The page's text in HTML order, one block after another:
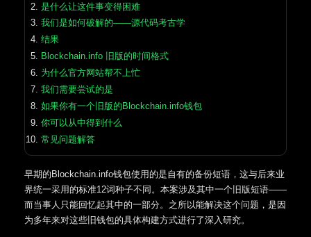
是什么让这件事变得困难
我们是如何破解的——源代码考古学
结果
Blockchain.info 旧版的时间格式
为什么官方网站帮不上忙
我们需要尝试的是
如果你有一个旧版的Blockchain.info钱包
你可以从中得到什么
常见问题解答
早期的Blockchain.info钱包使用的是自有的备份短语，这与后来业
界统一采用的标准12词种子不同。本案涉及其中一个旧版短语——
而当事人只能回忆起其中的一部分。之所以能解决这个问题，是因
为多年来对这些旧钱包的具体构建方式进行了深入研究。